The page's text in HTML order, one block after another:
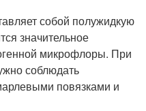
собой полужидкую
значительное
микрофлоры. При
соблюдать
повязками и